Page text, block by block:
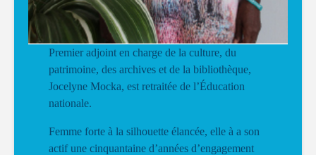
Premier adjoint en charge de la culture, du
patrimoine, des archives et de la bibliothèque,
Jocelyne Mocka, est retraitée de l’Éducation
nationale.
Femme forte à la silhouette élancée, elle à a son
actif une cinquantaine d’années d’engagement